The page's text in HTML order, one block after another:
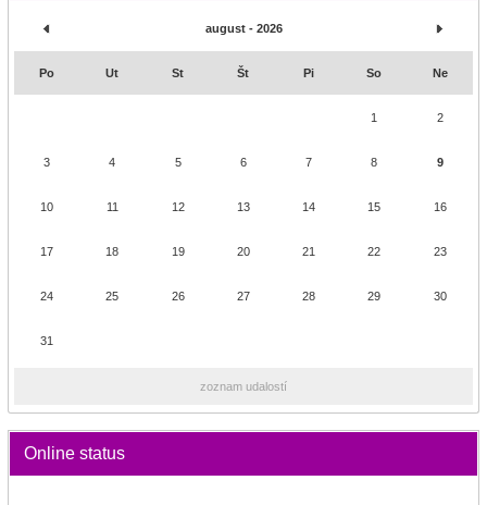
august - 2026
Po Ut St Št Pi So Ne
1 2
3 4 5 6 7 8 9
10 11 12 13 14 15 16
17 18 19 20 21 22 23
24 25 26 27 28 29 30
31
zoznam udalostí
Online status